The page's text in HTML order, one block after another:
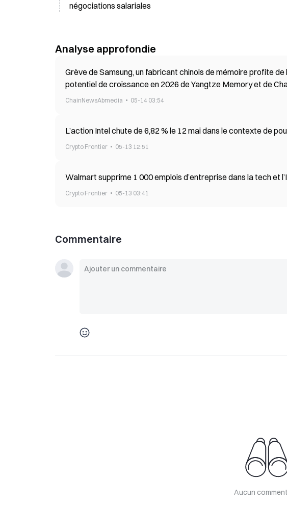
négociations salariales
Analyse approfondie
Grève de Samsung, un fabricant chinois de mémoire profite
potentiel de croissance en 2026 de Yangtze Memory et de
ChainNewsAbmedia 05-14 03:54
L’action Intel chute de 6,82 % le 12 mai dans le contexte de
Crypto Frontier 05-13 12:51
Walmart supprime 1 000 emplois d’entreprise dans la tech et
Crypto Frontier 05-13 03:41
Commentaire
Aucun